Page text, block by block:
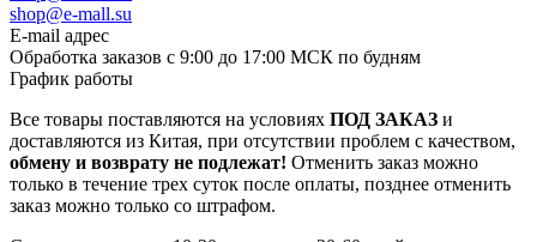
shop@e-mall.su
E-mail адрес
Обработка заказов с 9:00 до 17:00 МСК по будням
График работы
Все товары поставляются на условиях ПОД ЗАКАЗ и
доставляются из Китая, при отсутствии проблем с качеством,
обмену и возврату не подлежат! Отменить заказ можно
только в течение трех суток после оплаты, позднее отменить
заказ можно только со штрафом.